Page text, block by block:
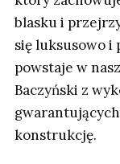
blasku i
się luksusowo i
powstaje w
Baczyński z
konstrukcję.